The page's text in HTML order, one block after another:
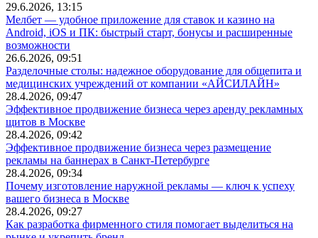
29.6.2026, 13:15
Мелбет — удобное приложение для ставок и казино на
Android, iOS и ПК: быстрый старт, бонусы и расширенные
возможности
26.6.2026, 09:51
Разделочные столы: надежное оборудование для общепита и
медицинских учреждений от компании «АЙСИЛАЙН»
28.4.2026, 09:47
Эффективное продвижение бизнеса через аренду рекламных
щитов в Москве
28.4.2026, 09:42
Эффективное продвижение бизнеса через размещение
рекламы на баннерах в Санкт-Петербурге
28.4.2026, 09:34
Почему изготовление наружной рекламы — ключ к успеху
вашего бизнеса в Москве
28.4.2026, 09:27
Как разработка фирменного стиля помогает выделиться на